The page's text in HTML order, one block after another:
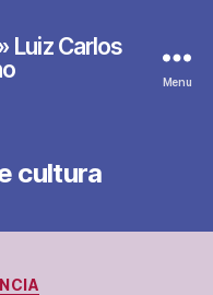
Luiz Carlos
Menu
cultura